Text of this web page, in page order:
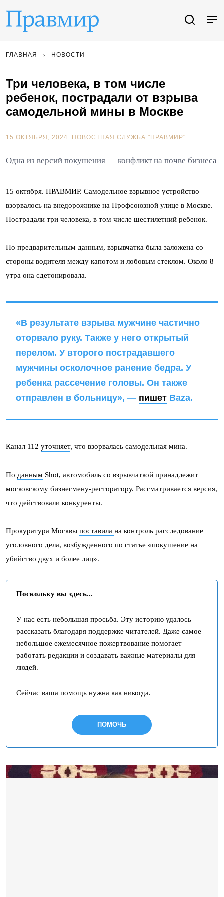
ГЛАВНАЯ НОВОСТИ
Три человека, в том числе
ребенок, пострадали от взрыва
самодельной мины в Москве
15 ОКТЯБРЯ, 2024. НОВОСТНАЯ СЛУЖБА "ПРАВМИР"
Одна из версий покушения — конфликт на почве бизнеса
15 октября. ПРАВМИР. Самодельное взрывное устройство
взорвалось на внедорожнике на Профсоюзной улице в Москве.
Пострадали три человека, в том числе шестилетний ребенок.
По предварительным данным, взрывчатка была заложена со
стороны водителя между капотом и лобовым стеклом. Около 8
утра она сдетонировала.
«В результате взрыва мужчине частично
оторвало руку. Также у него открытый
перелом. У второго пострадавшего
мужчины осколочное ранение бедра. У
ребенка рассечение головы. Он также
отправлен в больницу», — пишет Baza.
Канал 112 уточняет, что взорвалась самодельная мина.
По данным Shot, автомобиль со взрывчаткой принадлежит
московскому бизнесмену-ресторатору. Рассматривается версия,
что действовали конкуренты.
Прокуратура Москвы поставила на контроль расследование
уголовного дела, возбужденного по статье «покушение на
убийство двух и более лиц».
Поскольку вы здесь...
У нас есть небольшая просьба. Эту историю удалось
рассказать благодаря поддержке читателей. Даже самое
небольшое ежемесячное пожертвование помогает
работать редакции и создавать важные материалы для
людей.
Сейчас ваша помощь нужна как никогда.
ПОМОЧЬ